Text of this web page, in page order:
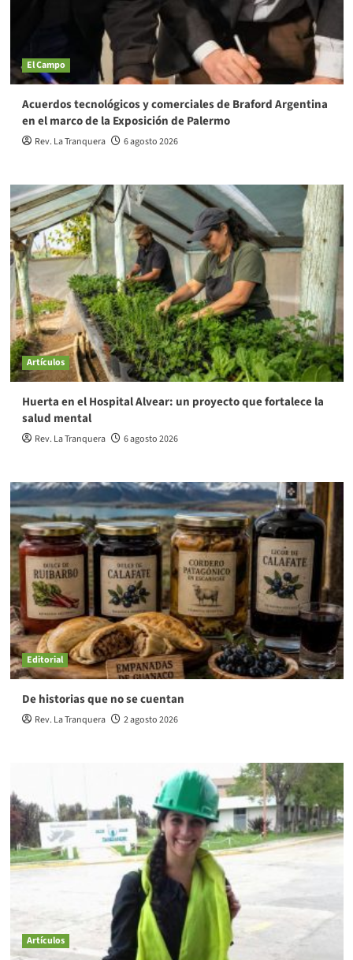
El Campo
Acuerdos tecnológicos y comerciales de Braford Argentina
en el marco de la Exposición de Palermo
Rev. La Tranquera 6 agosto 2026
Artículos
Huerta en el Hospital Alvear: un proyecto que fortalece la
salud mental
Rev. La Tranquera 6 agosto 2026
Editorial
De historias que no se cuentan
Rev. La Tranquera 2 agosto 2026
Artículos